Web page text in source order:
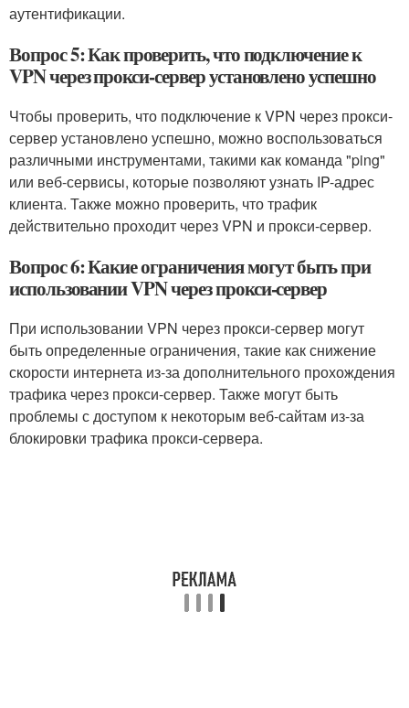
аутентификации.
Вопрос 5: Как проверить, что подключение к
VPN через прокси-сервер установлено успешно
Чтобы проверить, что подключение к VPN через прокси-
сервер установлено успешно, можно воспользоваться
различными инструментами, такими как команда "ping"
или веб-сервисы, которые позволяют узнать IP-адрес
клиента. Также можно проверить, что трафик
действительно проходит через VPN и прокси-сервер.
Вопрос 6: Какие ограничения могут быть при
использовании VPN через прокси-сервер
При использовании VPN через прокси-сервер могут
быть определенные ограничения, такие как снижение
скорости интернета из-за дополнительного прохождения
трафика через прокси-сервер. Также могут быть
проблемы с доступом к некоторым веб-сайтам из-за
блокировки трафика прокси-сервера.